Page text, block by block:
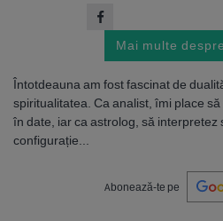
Mai multe
Întotdeauna am fost fascinat de
spiritualitatea. Ca analist, îmi place
în date, iar ca astrolog, să interpretez
configurație...
Abonează-te pe